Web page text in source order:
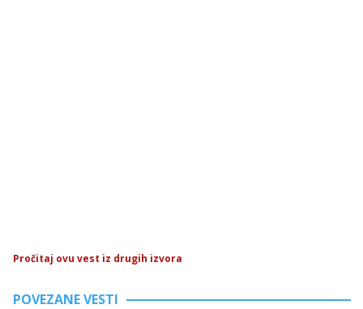
Pročitaj ovu vest iz drugih izvora
POVEZANE VESTI